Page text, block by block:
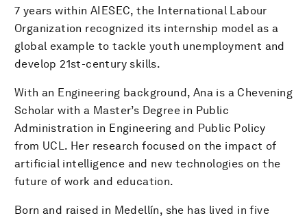
7 years within AIESEC, the International Labour
Organization recognized its internship model as a
global example to tackle youth unemployment and
develop 21st-century skills.
With an Engineering background, Ana is a Chevening
Scholar with a Master’s Degree in Public
Administration in Engineering and Public Policy
from UCL. Her research focused on the impact of
artificial intelligence and new technologies on the
future of work and education.
Born and raised in Medellín, she has lived in five